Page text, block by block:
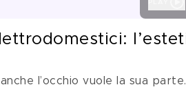
anche l’occhio vuole la sua